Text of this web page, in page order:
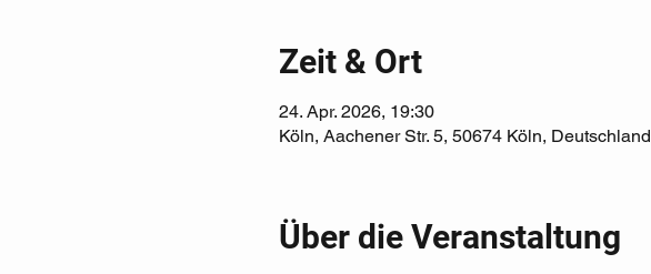
Zeit & Ort
24. Apr. 2026, 19:30
Köln, Aachener Str. 5, 50674 Köln, Deutschland
Über die Veranstaltung